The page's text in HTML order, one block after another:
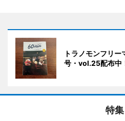
トラノモンフリ
号・vol.25配布中
特集